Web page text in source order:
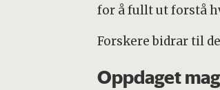
for å fullt ut forstå
Forskere bidrar til
Oppdaget